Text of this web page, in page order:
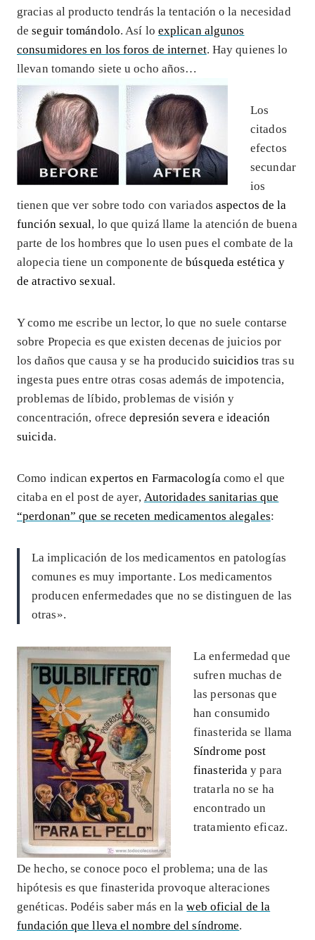
gracias al producto tendrás la tentación o la necesidad
deseguir tomándolo. Así lo explican algunos
consumidores en los foros de internet. Hay quienes lo
llevan tomando siete u ocho años…
Los
citados
efectos
secundar
ios
tienen que ver sobre todo con variados aspectos de la
función sexual, lo que quizá llame la atención de buena
parte de los hombres que lo usen pues el combate de la
alopecia tiene un componente debúsqueda estética y
de atractivo sexual.
Y como me escribe un lector, lo que no suele contarse
sobre Propecia es que existen decenas de juicios por
los daños que causa y se ha producido suicidios tras su
ingesta pues entre otras cosas además de impotencia,
problemas de líbido, problemas de visión y
concentración, ofrecedepresión severa eideación
suicida.
Como indicanexpertos en Farmacología como el que
citaba en el post de ayer, Autoridades sanitarias que
“perdonan” que se receten medicamentos alegales:
La implicación de los medicamentos en patologías
comunes es muy importante. Los medicamentos
producen enfermedades que no se distinguen de las
otras».
La enfermedad que
sufren muchas de
las personas que
han consumido
finasterida se llama
Síndrome post
finasterida y para
tratarla no se ha
encontrado un
tratamiento eficaz.
De hecho, se conoce poco el problema; una de las
hipótesis es que finasterida provoque alteraciones
genéticas. Podéis saber más en laweb oficial de la
fundación que lleva el nombre del síndrome.